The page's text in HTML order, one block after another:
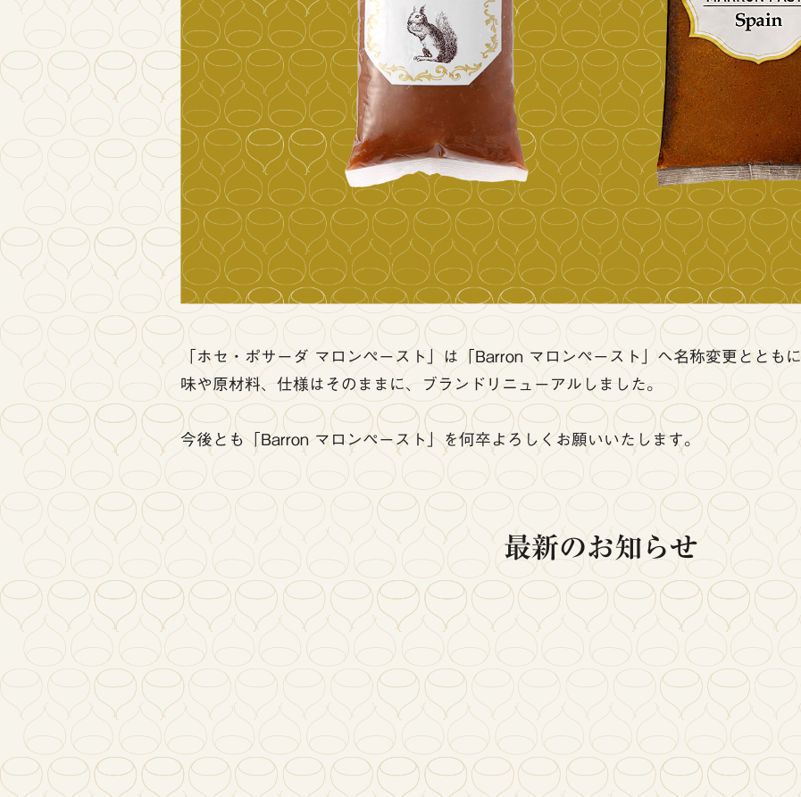
「ホセ・ポサーダ マロンペースト」は「Barron マロンペースト」へ名称変更ととも
味や原材料、仕様はそのままに、ブランドリニューアルしました。
今後とも「Barron マロンペースト」を何卒よろしくお願いいたします。
最新のお知らせ
2023/11/20 ニュース Yahoo!ショッピングでBarronマロンペーストの取り扱いを開
2023/10/11 ニュース Barron マロンペーストのウェブサイトを公開しました